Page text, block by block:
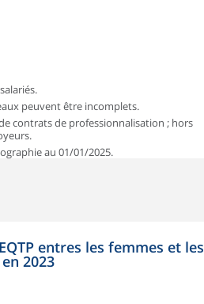
peuvent être incomplets.
contrats de professionnalisation ; hors
au 01/01/2025.
entres les femmes et les
2023